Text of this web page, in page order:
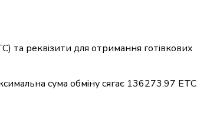
та реквізити для отримання готівкових
сума обміну сягає 136273.97 ETC